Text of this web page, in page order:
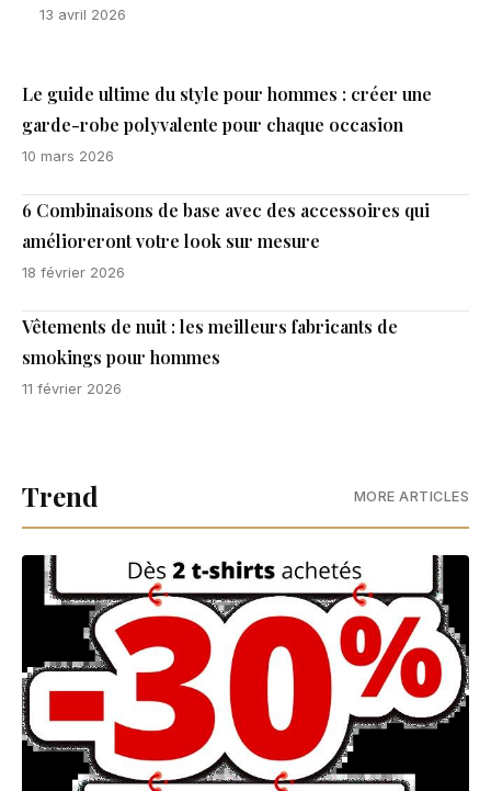
13 avril 2026
Le guide ultime du style pour hommes : créer une
garde-robe polyvalente pour chaque occasion
10 mars 2026
6 Combinaisons de base avec des accessoires qui
amélioreront votre look sur mesure
18 février 2026
Vêtements de nuit : les meilleurs fabricants de
smokings pour hommes
11 février 2026
Trend MORE ARTICLES